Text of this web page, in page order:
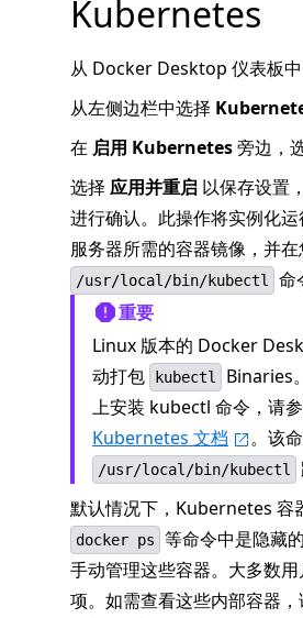
Kubernetes
从 Docker Desktop 仪表板
从左侧边栏中选择
在 启用 Kubernetes旁边，
选择 应用并重启 以保存设置
进行确认。此操作将实例化
服务器所需的容器镜像，并
/usr/local/bin/kubectl
命
重要
Linux 版本的 Docker
动打包
kubectl
Binaries
上安装 kubectl 命令，请
Kubernetes 文档
。该
/usr/local/bin/kubectl
默认情况下，Kubernetes 容
docker ps
等命令中是隐藏
手动管理这些容器。大多数
项。如需查看这些内部容器，